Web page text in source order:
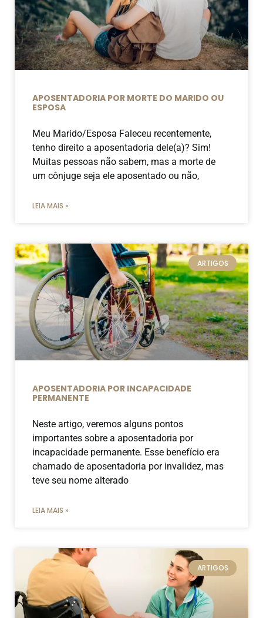
APOSENTADORIA POR MORTE DO MARIDO OU
ESPOSA
Meu Marido/Esposa Faleceu recentemente,
tenho direito a aposentadoria dele(a)? Sim!
Muitas pessoas não sabem, mas a morte de
um cônjuge seja ele aposentado ou não,
LEIA MAIS »
ARTIGOS
APOSENTADORIA POR INCAPACIDADE
PERMANENTE
Neste artigo, veremos alguns pontos
importantes sobre a aposentadoria por
incapacidade permanente. Esse benefício era
chamado de aposentadoria por invalidez, mas
teve seu nome alterado
LEIA MAIS »
ARTIGOS